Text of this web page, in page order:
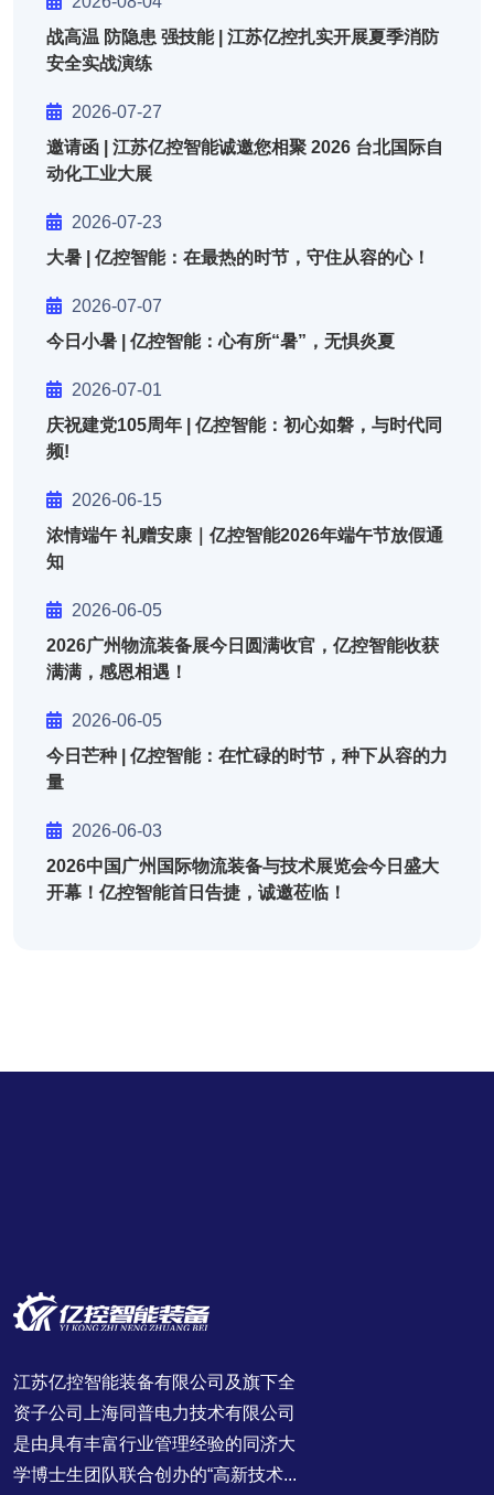
战高温 防隐患 强技能 | 江苏亿控扎实开展夏季消防
安全实战演练
2026-07-27
邀请函 | 江苏亿控智能诚邀您相聚 2026 台北国际自
动化工业大展
2026-07-23
大暑 | 亿控智能：在最热的时节，守住从容的心！
2026-07-07
今日小暑 | 亿控智能：心有所“暑”，无惧炎夏
2026-07-01
庆祝建党105周年 | 亿控智能：初心如磐，与时代同
频!
2026-06-15
浓情端午 礼赠安康｜亿控智能2026年端午节放假通
知
2026-06-05
2026广州物流装备展今日圆满收官，亿控智能收获
满满，感恩相遇！
2026-06-05
今日芒种 | 亿控智能：在忙碌的时节，种下从容的力
量
2026-06-03
2026中国广州国际物流装备与技术展览会今日盛大
开幕！亿控智能首日告捷，诚邀莅临！
江苏亿控智能装备有限公司及旗下全
资子公司上海同普电力技术有限公司
是由具有丰富行业管理经验的同济大
学博士生团队联合创办的“高新技术...